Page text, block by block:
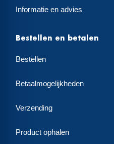
Informatie en advies
Bestellen en betalen
Bestellen
Betaalmogelijkheden
Verzending
Product ophalen